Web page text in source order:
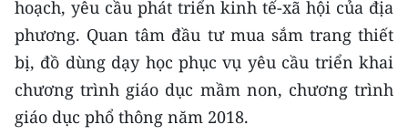
Video
Media Chính trị
Media Kinh tế
hoạch, yêu cầu phát triển kinh tế-xã hội của địa
phương. Quan tâm đầu tư mua sắm trang thiết
bị, đồ dùng dạy học phục vụ yêu cầu triển khai
chương trình giáo dục mầm non, chương trình
giáo dục phổ thông năm 2018.